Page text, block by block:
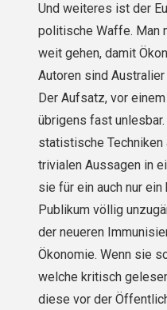
Und weiteres ist der
politische Waffe. Man
weit gehen, damit
Autoren sind
Der Aufsatz, vor
übrigens fast
statistische Techniken
trivialen Aussagen in
sie für ein auch nur
Publikum völlig
der neueren
Ökonomie. Wenn sie
welche kritisch
diese vor der